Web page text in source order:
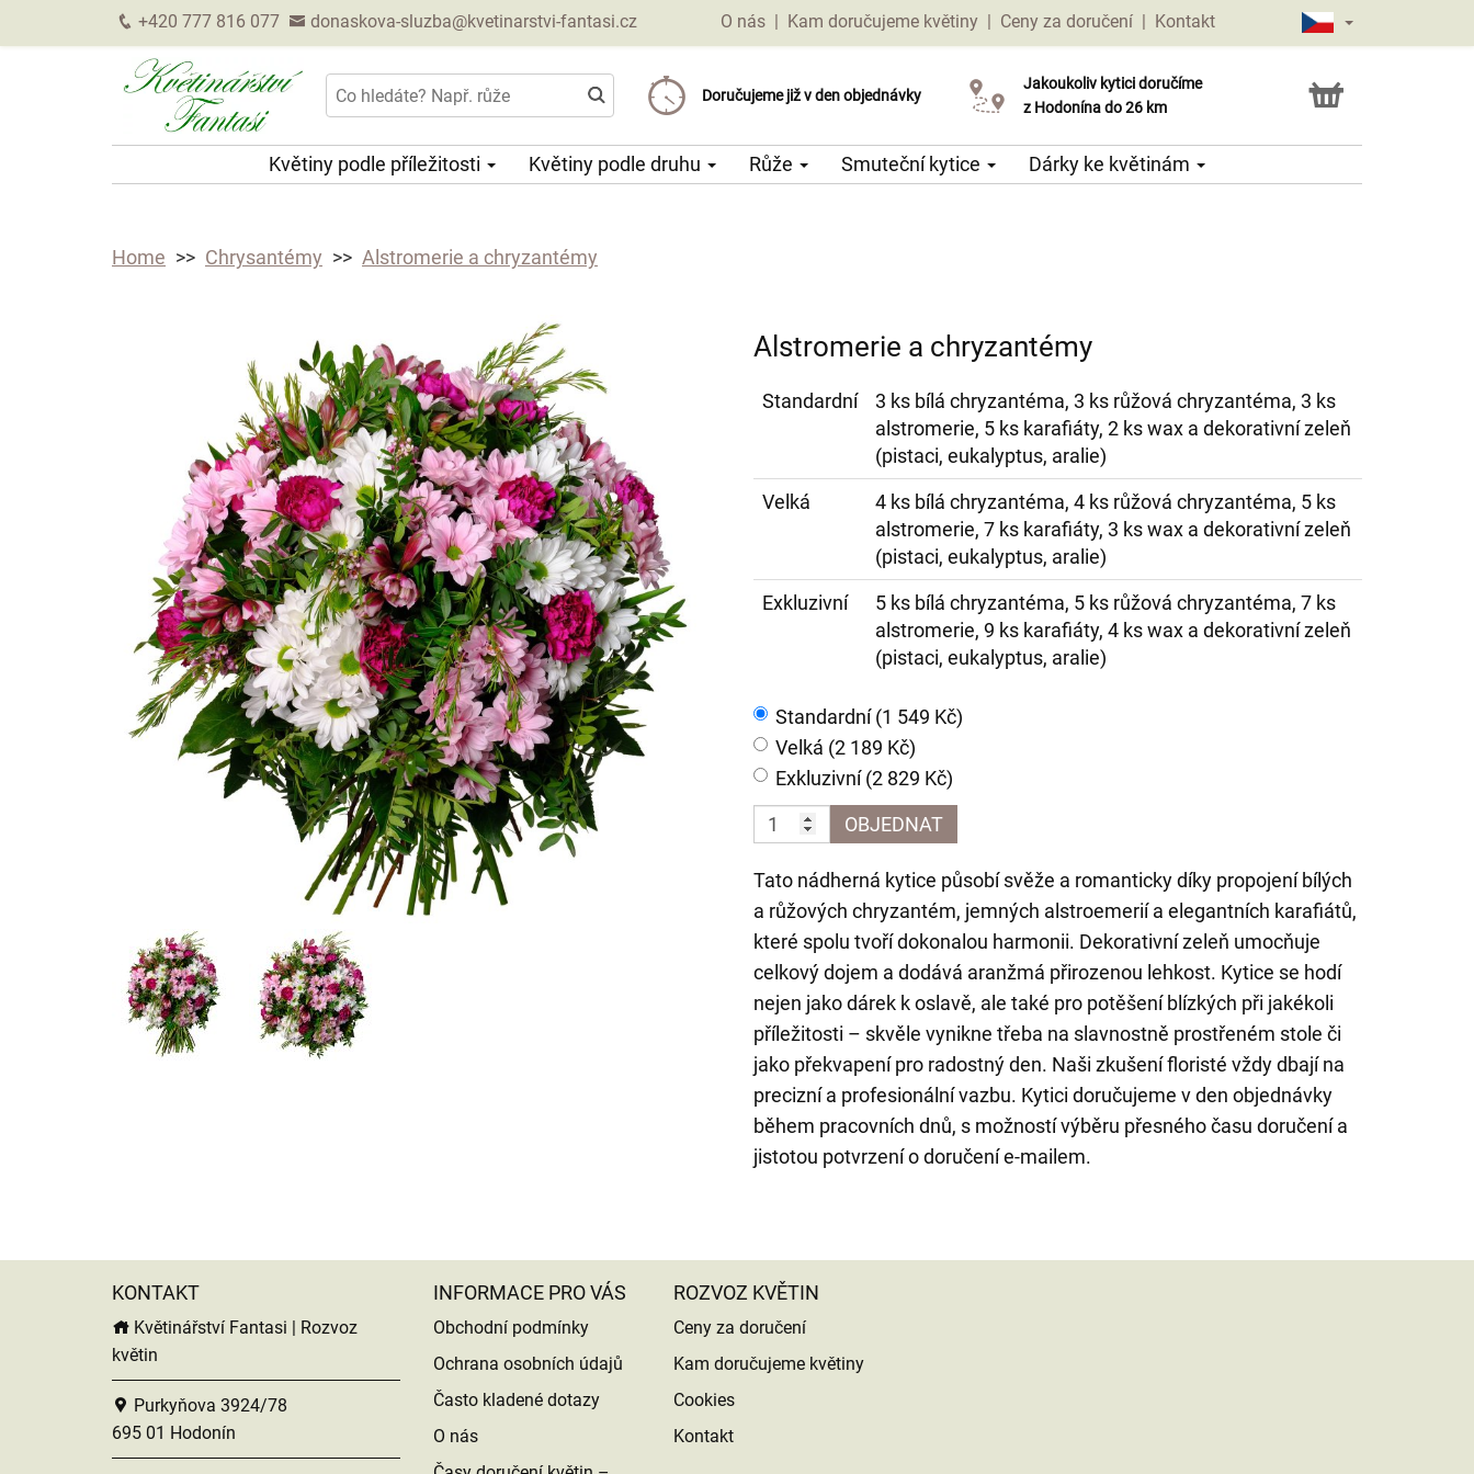
+420 777 816 077 donaskova-sluzba@kvetinarstvi-fantasi.cz O nás | Kam doručujeme květiny | Ceny za doručení | Kontakt
Doručujeme již v den objednávky
Doručujeme již od 69 Kč
Možný výběr času a dne doručení
Jakoukoliv kytici doručíme
z Hodonína do 26 km
Možnost vyzvednout v naší květince
Květiny podle příležitosti Květiny podle druhu Růže Smuteční kytice Dárky ke květinám
Home Chrysantémy Alstromerie a chryzantémy
Alstromerie a chryzantémy
Standardní
3 ks bílá chryzantéma, 3 ks růžová chryzantéma, 3 ks
alstromerie, 5 ks karafiáty, 2 ks wax a dekorativní zeleň
(pistaci, eukalyptus, aralie)
Velká
4 ks bílá chryzantéma, 4 ks růžová chryzantéma, 5 ks
alstromerie, 7 ks karafiáty, 3 ks wax a dekorativní zeleň
(pistaci, eukalyptus, aralie)
Exkluzivní
5 ks bílá chryzantéma, 5 ks růžová chryzantéma, 7 ks
alstromerie, 9 ks karafiáty, 4 ks wax a dekorativní zeleň
(pistaci, eukalyptus, aralie)
Standardní (1 549 Kč)
Velká (2 189 Kč)
Exkluzivní (2 829 Kč)
OBJEDNAT
Tato nádherná kytice působí svěže a romanticky díky propojení bílých
a růžových chryzantém, jemných alstroemerií a elegantních karafiátů,
které spolu tvoří dokonalou harmonii. Dekorativní zeleň umocňuje
celkový dojem a dodává aranžmá přirozenou lehkost. Kytice se hodí
nejen jako dárek k oslavě, ale také pro potěšení blízkých při jakékoli
příležitosti – skvěle vynikne třeba na slavnostně prostřeném stole či
jako překvapení pro radostný den. Naši zkušení floristé vždy dbají na
precizní a profesionální vazbu. Kytici doručujeme v den objednávky
během pracovních dnů, s možností výběru přesného času doručení a
jistotou potvrzení o doručení e-mailem.
KONTAKT
Květinářství Fantasi | Rozvoz
květin
Purkyňova 3924/78
695 01 Hodonín
INFORMACE PRO VÁS
Obchodní podmínky
Ochrana osobních údajů
Často kladené dotazy
O nás
ROZVOZ KVĚTIN
Ceny za doručení
Kam doručujeme květiny
Cookies
Kontakt